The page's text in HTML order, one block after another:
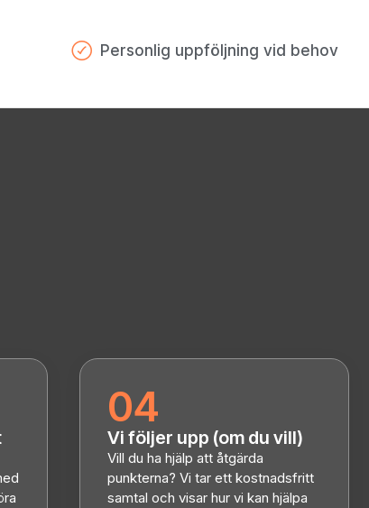
Personlig uppföljning vid behov
04
Vi följer upp (om du vill)
Vill du ha hjälp att åtgärda
punkterna? Vi tar ett kostnadsfritt
samtal och visar hur vi kan hjälpa